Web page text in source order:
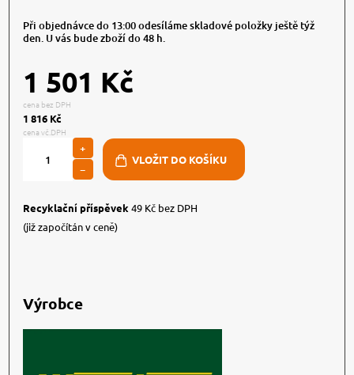
Při objednávce do 13:00 odesíláme skladové položky ještě týž
den. U vás bude zboží do 48 h.
1 501 Kč
cena bez DPH
1 816 Kč
cena vč.DPH
+
−
Recyklační příspěvek 49 Kč bez DPH
(již započítán v ceně)
Výrobce